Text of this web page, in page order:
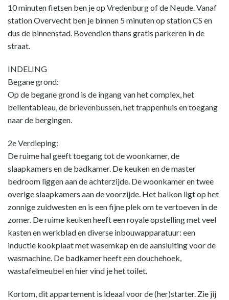
10 minuten fietsen ben je op Vredenburg of de Neude. Vanaf
station Overvecht ben je binnen 5 minuten op station CS en
dus de binnenstad. Bovendien thans gratis parkeren in de
straat.
INDELING
Begane grond:
Op de begane grond is de ingang van het complex, het
bellentableau, de brievenbussen, het trappenhuis en toegang
naar de bergingen.
2e Verdieping:
De ruime hal geeft toegang tot de woonkamer, de
slaapkamers en de badkamer. De keuken en de master
bedroom liggen aan de achterzijde. De woonkamer en twee
overige slaapkamers aan de voorzijde. Het balkon ligt op het
zonnige zuidwesten en is een fijne plek om te vertoeven in de
zomer. De ruime keuken heeft een royale opstelling met veel
kasten en werkblad en diverse inbouwapparatuur: een
inductie kookplaat met wasemkap en de aansluiting voor de
wasmachine. De badkamer heeft een douchehoek,
wastafelmeubel en hier vind je het toilet.
Kortom, dit appartement is ideaal voor de (her)starter. Zie jij